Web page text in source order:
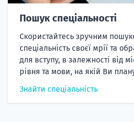
Пошук спеціальності
Скористайтесь зручним
спеціальність своєї мрії та
для вступу, в залежності від
рівня та мови, на якій Ви
Знайти спеціальність